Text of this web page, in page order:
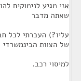
אני מגיע לנימוקים
שאתה מדבר
עליו?) העברתי לכל
של הצוות הבינמשרדי
למיסוי רכב.